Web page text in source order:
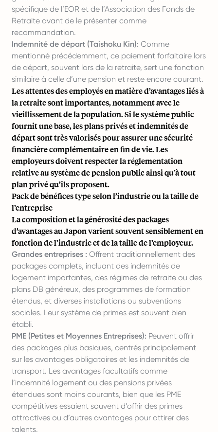
spécifique de l’EOR et de l’Association des Fonds de
Retraite avant de le présenter comme
recommandation.
Indemnité de départ (Taishoku Kin): Comme
mentionné précédemment, ce paiement forfaitaire lors
de départ, souvent lors de la retraite, sert une fonction
similaire à celle d’une pension et reste encore courant.
Les attentes des employés en matière d’avantages liés à
la retraite sont importantes, notamment avec le
vieillissement de la population. Si le système public
fournit une base, les plans privés et indemnités de
départ sont très valorisés pour assurer une sécurité
financière complémentaire en fin de vie. Les
employeurs doivent respecter la réglementation
relative au système de pension public ainsi qu’à tout
plan privé qu’ils proposent.
Pack de bénéfices type selon l’industrie ou la taille de
l’entreprise
La composition et la générosité des packages
d’avantages au Japon varient souvent sensiblement en
fonction de l’industrie et de la taille de l’employeur.
Grandes entreprises : Offrent traditionnellement des
packages complets, incluant des indemnités de
logement importantes, des régimes de retraite ou des
plans DB généreux, des programmes de formation
étendus, et diverses installations ou subventions
sociales. Leur système de primes est souvent bien
établi.
PME (Petites et Moyennes Entreprises): Peuvent offrir
des packages plus basiques, centrés principalement
sur les avantages obligatoires et les indemnités de
transport. Les avantages facultatifs comme
l’indemnité logement ou des pensions privées
étendues sont moins courants, bien que les PME
compétitives essaient souvent d’offrir des primes
attractives ou d’autres avantages pour attirer des
talents.